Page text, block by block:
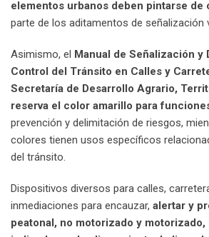
elementos urbanos deben pintarse de
parte de los aditamentos de señalización
Asimismo, el
Manual de Señalización y
Control del Tránsito en Calles y
Secretaría de Desarrollo Agrario,
reserva el color amarillo para
prevención y delimitación de riesgos,
colores tienen usos específicos
del tránsito.
Dispositivos diversos para calles,
inmediaciones para encauzar, alertar y
peatonal, no motorizado y motorizado,